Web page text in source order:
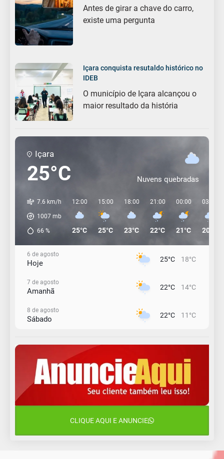
Antes de girar a chave do carro,
existe uma pergunta
Içara conquista resutaldo histórico no
IDEB
O município de Içara alcançou o
maior resultado da história
Içara
25°C Nuvens quebradas
7.6 km/h
1007 mb
66 %
12:00
25°C
15:00
25°C
18:00
23°C
21:00
22°C
00:00
21°C
03:00
20°C
6 de agosto
Hoje 25°C 18°C
7 de agosto
Amanhã 22°C 14°C
8 de agosto
Sábado 22°C 11°C
Domingo 16°C 12°C
10 de agosto
Segunda-Feira
CLIQUE AQUI E ANUNCIE